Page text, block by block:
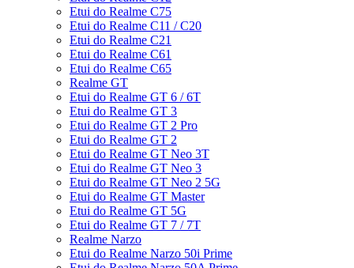
Etui do Realme C75
Etui do Realme C11 / C20
Etui do Realme C21
Etui do Realme C61
Etui do Realme C65
Realme GT
Etui do Realme GT 6 / 6T
Etui do Realme GT 3
Etui do Realme GT 2 Pro
Etui do Realme GT 2
Etui do Realme GT Neo 3T
Etui do Realme GT Neo 3
Etui do Realme GT Neo 2 5G
Etui do Realme GT Master
Etui do Realme GT 5G
Etui do Realme GT 7 / 7T
Realme Narzo
Etui do Realme Narzo 50i Prime